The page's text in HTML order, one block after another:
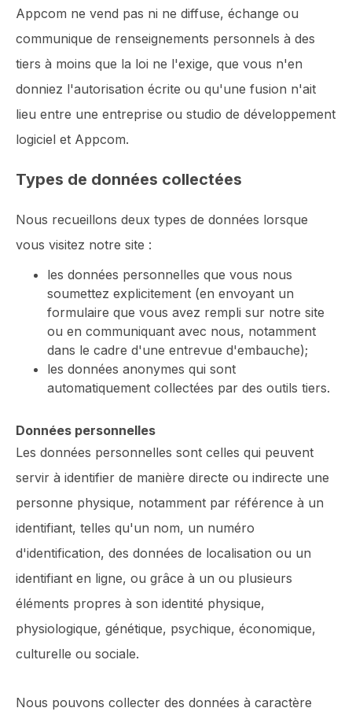
Appcom ne vend pas ni ne diffuse, échange ou
communique de renseignements personnels à des
tiers à moins que la loi ne l'exige, que vous n'en
donniez l'autorisation écrite ou qu'une fusion n'ait
lieu entre une entreprise ou studio de développement
logiciel et Appcom.
Types de données collectées
Nous recueillons deux types de données lorsque
vous visitez notre site :
les données personnelles que vous nous
soumettez explicitement (en envoyant un
formulaire que vous avez rempli sur notre site
ou en communiquant avec nous, notamment
dans le cadre d'une entrevue d'embauche);
les données anonymes qui sont
automatiquement collectées par des outils tiers.
Données personnelles
Les données personnelles sont celles qui peuvent
servir à identifier de manière directe ou indirecte une
personne physique, notamment par référence à un
identifiant, telles qu'un nom, un numéro
d'identification, des données de localisation ou un
identifiant en ligne, ou grâce à un ou plusieurs
éléments propres à son identité physique,
physiologique, génétique, psychique, économique,
culturelle ou sociale.
Nous pouvons collecter des données à caractère